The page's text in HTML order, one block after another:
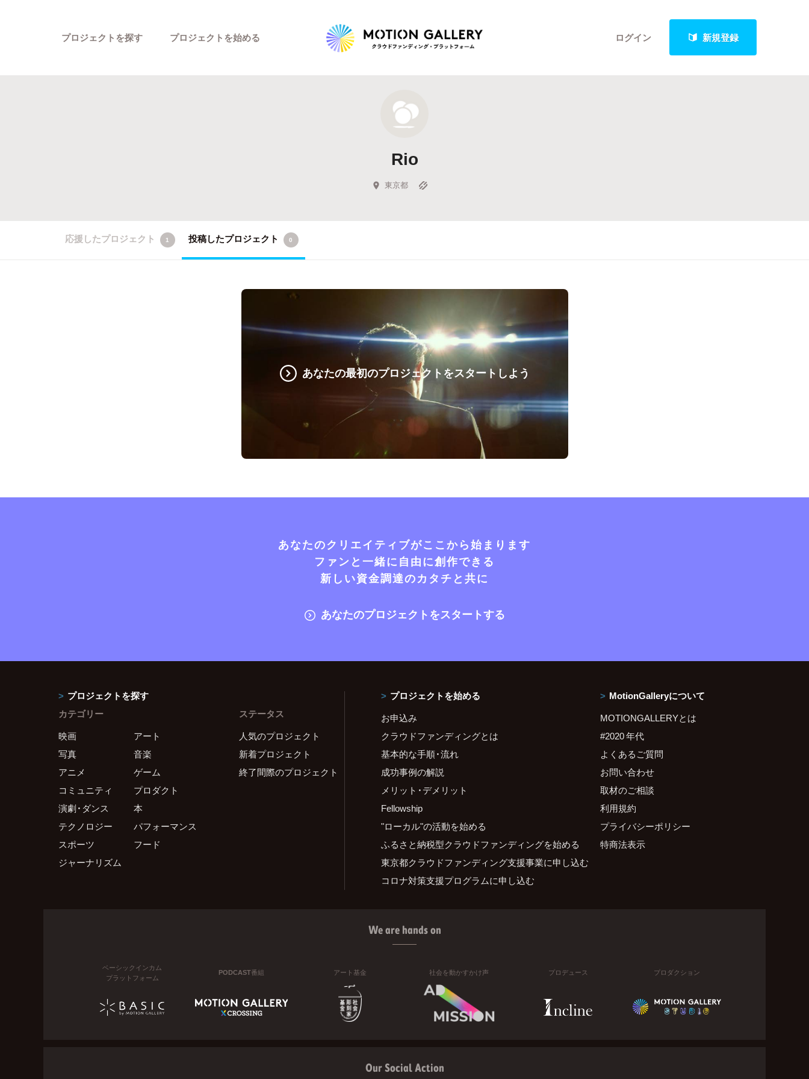
ログイン 新規登録
プロジェクトを探す
新着プロジェクト
Feature
キュレーターから探す
プロジェクトを始める
Rio
東京都
応援したプロジェクト 1 投稿したプロジェクト 0
あなたの最初のプロジェクトをスタートしよう
あなたのクリエイティブがここから始まります
ファンと一緒に自由に創作できる
新しい資金調達のカタチと共に
あなたのプロジェクトをスタートする
プロジェクトを探す
カテゴリー
映画
アート
写真
音楽
アニメ
ゲーム
コミュニティ
プロダクト
演劇・ダンス
本
テクノロジー
パフォーマンス
スポーツ
フード
ジャーナリズム
ステータス
人気のプロジェクト
新着プロジェクト
終了間際のプロジェクト
プロジェクトを始める
お申込み
クラウドファンディングとは
基本的な手順・流れ
成功事例の解説
メリット・デメリット
Fellowship
"ローカル"の活動を始める
ふるさと納税型クラウドファンディングを始める
東京都クラウドファンディング支援事業に申し込む
コロナ対策支援プログラムに申し込む
MotionGalleryについて
MOTIONGALLERYとは
#2020 年代
よくあるご質問
お問い合わせ
取材のご相談
利用規約
プライバシーポリシー
特商法表示
We are hands on
ベーシックインカム
プラットフォーム
PODCAST番組 アート基金 社会を動かすかけ声 プロデュース プロダクション
Our Social Action